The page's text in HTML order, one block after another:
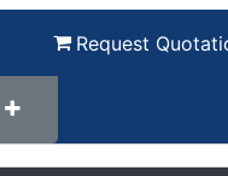
Request